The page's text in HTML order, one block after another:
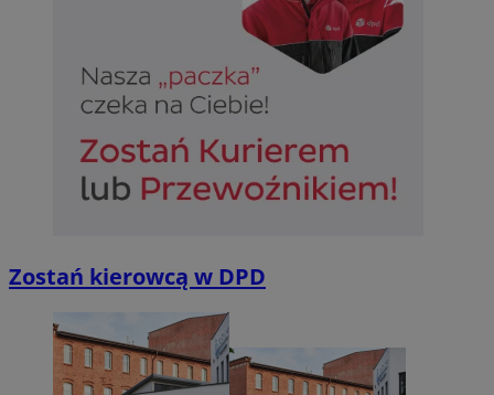
Zostań kierowcą w DPD